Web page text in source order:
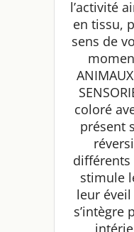
l’activité
en tissu,
sens de
coloré
présent
différents
stimule
leur
s’intègre